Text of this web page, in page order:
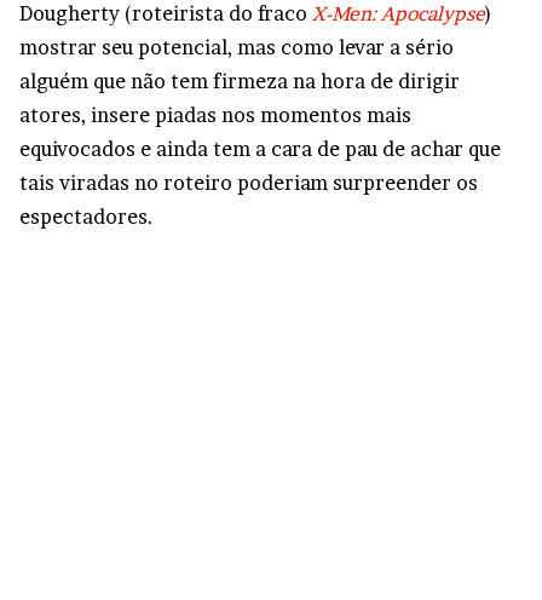
Dougherty (roteirista do fraco X-Men: Apocalypse)
mostrar seu potencial, mas como levar a sério
alguém que não tem firmeza na hora de dirigir
atores, insere piadas nos momentos mais
equivocados e ainda tem a cara de pau de achar que
tais viradas no roteiro poderiam surpreender os
espectadores.